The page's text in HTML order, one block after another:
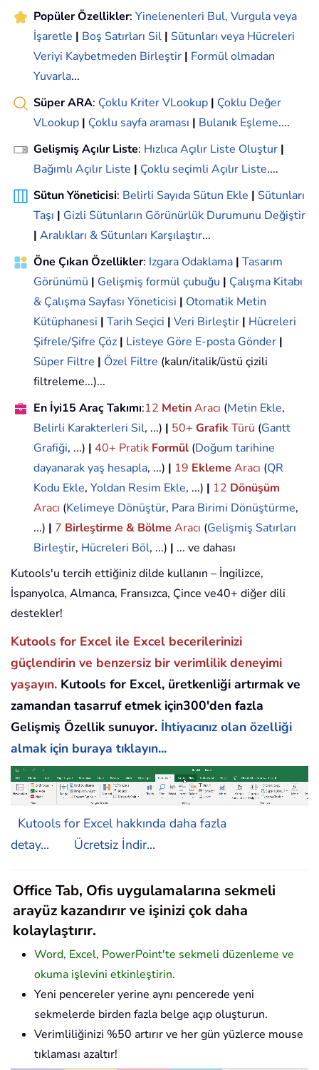
Popüler Özellikler: Yinelenenleri Bul, Vurgula veya
İşaretle | Boş Satırları Sil | Sütunları veya Hücreleri
Veriyi Kaybetmeden Birleştir | Formül olmadan
Yuvarla...
Süper ARA: Çoklu Kriter VLookup | Çoklu Değer
VLookup | Çoklu sayfa araması | Bulanık Eşleme....
Gelişmiş Açılır Liste: Hızlıca Açılır Liste Oluştur |
Bağımlı Açılır Liste | Çoklu seçimli Açılır Liste....
Sütun Yöneticisi: Belirli Sayıda Sütun Ekle | Sütunları
Taşı | Gizli Sütunların Görünürlük Durumunu Değiştir
| Aralıkları & Sütunları Karşılaştır...
Öne Çıkan Özellikler: Izgara Odaklama | Tasarım
Görünümü | Gelişmiş formül çubuğu | Çalışma Kitabı
& Çalışma Sayfası Yöneticisi | Otomatik Metin
Kütüphanesi | Tarih Seçici | Veri Birleştir | Hücreleri
Şifrele/Şifre Çöz | Listeye Göre E-posta Gönder |
Süper Filtre | Özel Filtre (kalın/italik/üstü çizili
filtreleme...)...
En İyi15 Araç Takımı:12 MetinAracı (Metin Ekle,
Belirli Karakterleri Sil, ...) | 50+ GrafikTürü (Gantt
Grafiği, ...) | 40+ Pratik Formül (Doğum tarihine
dayanarak yaş hesapla, ...) | 19 Ekleme Aracı (QR
Kodu Ekle, Yoldan Resim Ekle, ...) | 12 Dönüşüm
Aracı (Kelimeye Dönüştür, Para Birimi Dönüştürme,
...) | 7 Birleştirme & Bölme Aracı (Gelişmiş Satırları
Birleştir, Hücreleri Böl, ...) | ... ve dahası
Kutools'u tercih ettiğiniz dilde kullanın – İngilizce,
İspanyolca, Almanca, Fransızca, Çince ve40+ diğer dili
destekler!
Kutools for Excel ile Excel becerilerinizi
güçlendirin ve benzersiz bir verimlilik deneyimi
yaşayın. Kutools for Excel, üretkenliği artırmak ve
zamandan tasarruf etmek için300'den fazla
Gelişmiş Özellik sunuyor. İhtiyacınız olan özelliği
almak için buraya tıklayın...
Kutools for Excel hakkında daha fazla
detay...
Ücretsiz İndir...
Office Tab, Ofis uygulamalarına sekmeli
arayüz kazandırır ve işinizi çok daha
kolaylaştırır.
Word, Excel, PowerPoint'te sekmeli düzenleme ve
okuma işlevini etkinleştirin.
Yeni pencereler yerine aynı pencerede yeni
sekmelerde birden fazla belge açıp oluşturun.
Verimliliğinizi %50 artırır ve her gün yüzlerce mouse
tıklaması azaltır!